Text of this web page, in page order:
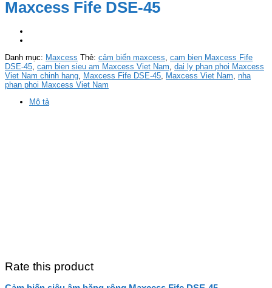
Maxcess Fife DSE-45
Danh mục: Maxcess Thẻ: cảm biến maxcess, cam bien Maxcess Fife
DSE-45, cam bien sieu am Maxcess Viet Nam, dai ly phan phoi Maxcess
Viet Nam chinh hang, Maxcess Fife DSE-45, Maxcess Viet Nam, nha
phan phoi Maxcess Viet Nam
Mô tả
Rate this product